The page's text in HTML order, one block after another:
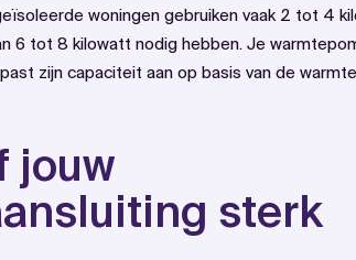
woningen gebruiken vaak 2 tot 4
6 tot 8 kilowatt nodig hebben. Je
zijn capaciteit aan op basis van de
jouw
sterk